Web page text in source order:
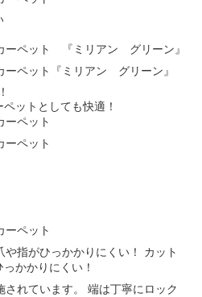
ットとしても快適！
カット
かかりにくい！
端は丁寧にロック